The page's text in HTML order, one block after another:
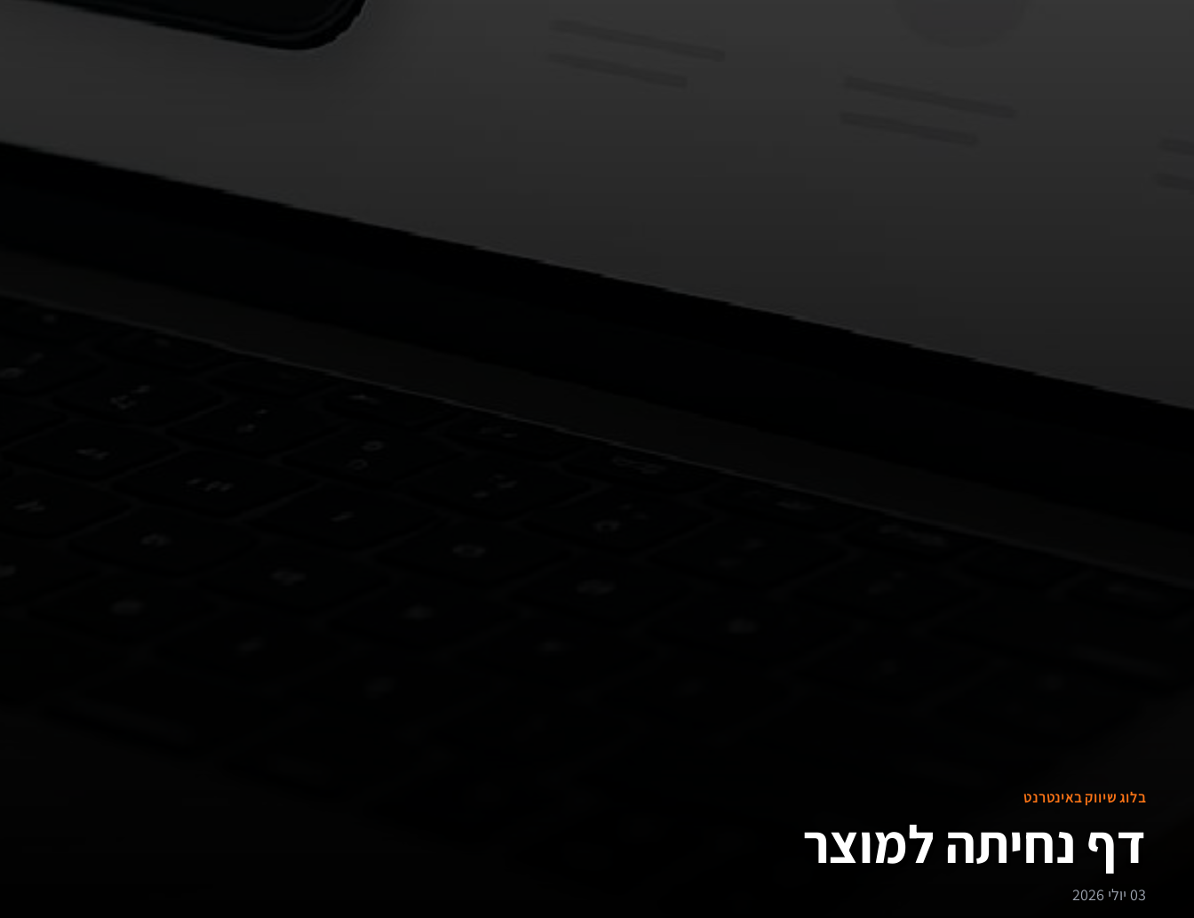
בלוג שיווק באינטרנט
דף נחיתה למוצר
03 יולי 2026